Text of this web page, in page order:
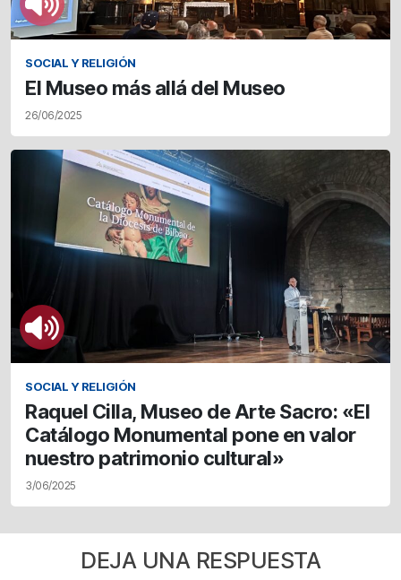
SOCIAL Y RELIGIÓN
El Museo más allá del Museo
26/06/2025
SOCIAL Y RELIGIÓN
Raquel Cilla, Museo de Arte Sacro: «El
Catálogo Monumental pone en valor
nuestro patrimonio cultural»
3/06/2025
DEJA UNA RESPUESTA